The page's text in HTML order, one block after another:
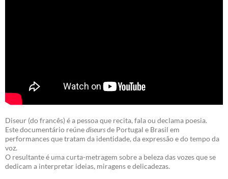
Diseur (do francês) é a pessoa que recita, fala ou declama poesia.
Este documentário reúnediseursde Portugal e Brasil em
performances que tratam da identidade, da expressão e do tempo da
voz.
O resultante é uma curta-metragem sobre a beleza das vozes que se
dedicam a interpretar ideias, miragens e delicadezas.